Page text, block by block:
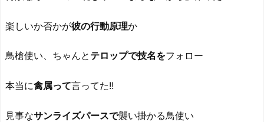
楽しいか否かが彼の行動原理か
鳥槍使い、ちゃんと テロップで技名をフォロー
本当に禽属って言ってた!!
見事なサンライズパースで襲い掛かる鳥使い